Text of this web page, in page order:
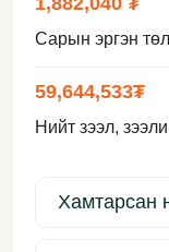
Сарын эргэн
59,644,533₮
Нийт зээл,
Хамтарсан